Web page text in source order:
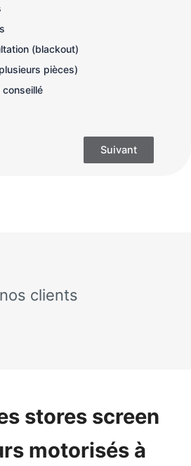
(blackout)
pièces)
Suivant
clients
stores screen
motorisés à